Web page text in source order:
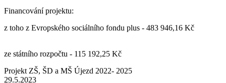
Financování projektu:
z toho z Evropského sociálního fondu plus - 483 946,16 Kč
ze státního rozpočtu - 115 192,25 Kč
Projekt ZŠ, ŠD a MŠ Újezd 2022- 2025
29.5.2023